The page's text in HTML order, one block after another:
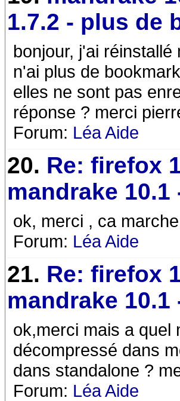
1.7.2 - plus de
bonjour, j'ai
n'ai plus de
elles ne sont pas
réponse ? merci
Forum: Léa Aide
20. Re: firefox
mandrake
ok, merci , ca
Forum: Léa Aide
21. Re: firefox
mandrake
ok,merci mais a quel
décompressé dans
dans standalone ?
Forum: Léa Aide